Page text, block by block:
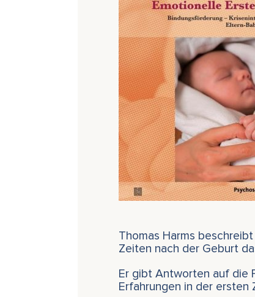
Thomas Harms
Zeiten nach der Geburt
Er gibt Antworten auf die
Erfahrungen in der ersten